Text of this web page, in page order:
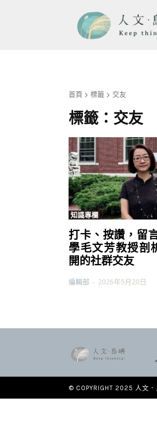
首頁 標籤 交友
標籤： 交友
知識專欄
打卡、按讚，留
學毛文芳教授剖
開的社群交友
編輯部 - 2026年5月20日
© COPYRIGHT 2025 人文